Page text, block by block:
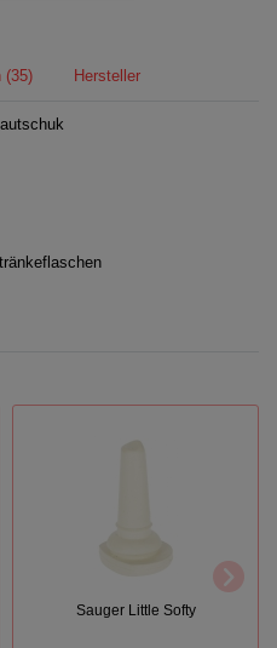
(35) Hersteller
Sauger Little Softy